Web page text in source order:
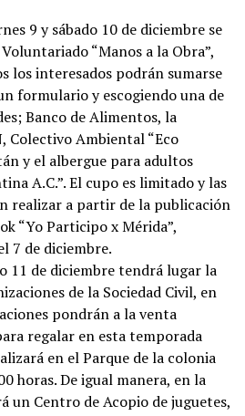
9 y sábado 10 de diciembre se
“Manos a la Obra”,
los interesados podrán sumarse
formulario y escogiendo una de
Banco de Alimentos, la
Colectivo Ambiental “Eco
y el albergue para adultos
A.C.”. El cupo es limitado y las
realizar a partir de la publicación
“Yo Participo x Mérida”,
7 de diciembre.
11 de diciembre tendrá lugar la
de la Sociedad Civil, en
pondrán a la venta
regalar en esta temporada
en el Parque de la colonia
horas. De igual manera, en la
un Centro de Acopio de juguetes,